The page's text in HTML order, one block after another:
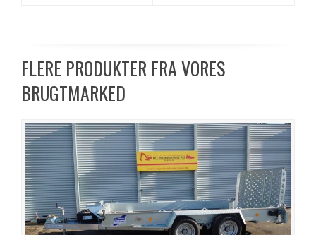
FLERE PRODUKTER FRA VORES
BRUGTMARKED